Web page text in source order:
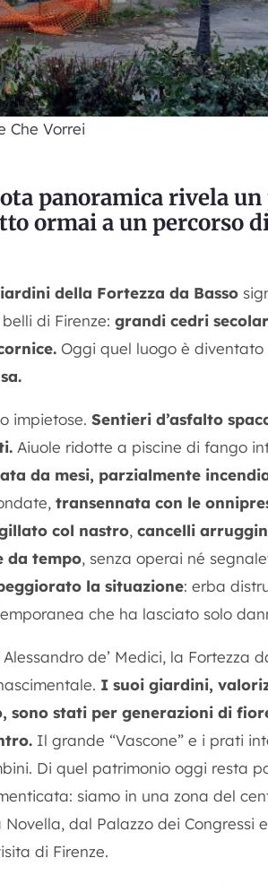
Che Vorrei
panoramica rivela
ormai a un percorso
della Fortezza da Basso
di Firenze: grandi cedri
Oggi quel luogo è diventato
impietose. Sentieri d’asfalto
Aiuole ridotte a piscine di fango
da mesi, parzialmente
transennata con le
col nastro, cancelli
da tempo, senza operai né
la situazione: erba
che ha lasciato solo
de’ Medici, la Fortezza
I suoi giardini,
stati per generazioni di
Il grande “Vascone” e i prati
Di quel patrimonio oggi resta
siamo in una zona del
dal Palazzo dei Congressi
di Firenze.